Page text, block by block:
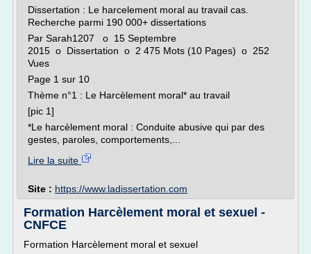
Dissertation : Le harcelement moral au travail cas.
Recherche parmi 190 000+ dissertations
Par Sarah1207 o 15 Septembre
2015 o Dissertation o 2 475 Mots (10 Pages) o 252
Vues
Page 1 sur 10
Thème n°1 : Le Harcèlement moral* au travail
[pic 1]
*Le harcèlement moral : Conduite abusive qui par des
gestes, paroles, comportements,...
Lire la suite
Site : https://www.ladissertation.com
Formation Harcèlement moral et sexuel -
CNFCE
Formation Harcèlement moral et sexuel